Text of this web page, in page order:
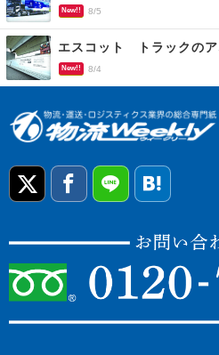
New!! 8/5
エスコット トラックのア
New!! 8/4